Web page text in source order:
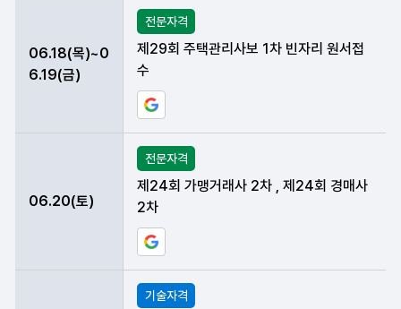
06.18(목)~0
6.19(금)
전문자격
제29회 주택관리사보 1차 빈자리 원서접
수
구글 일정에 현재 데이터 등록하기
06.20(토)
전문자격
제24회 가맹거래사 2차 , 제24회 경매사
2차
구글 일정에 현재 데이터 등록하기
기술자격